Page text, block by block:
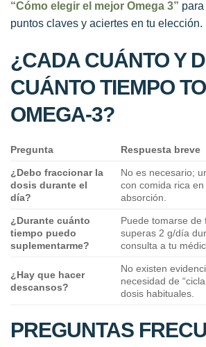
“Cómo elegir el mejor Omega 3”
puntos claves y aciertes en tu elección.
¿CADA CUÁNTO Y
CUÁNTO TIEMPO
OMEGA-3?
Pregunta Respuesta breve
¿Debo fraccionar la
dosis durante el
día?
No es necesario;
con comida rica
absorción.
¿Durante cuánto
tiempo puedo
suplementarme?
Puede tomarse de
superas 2 g/día
consulta a tu
¿Hay que hacer
descansos?
No existen
necesidad de
dosis habituales.
PREGUNTAS